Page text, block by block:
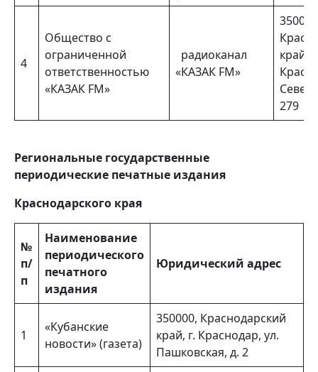
4
Общество с
ограниченной
ответственностью
«КАЗАК FM»
радиоканал
«КАЗАК FM»
край,
279
Региональные государственные
периодические печатные издания
Краснодарского края
№
п/
п
Наименование
периодического
печатного
издания
Юридический адрес
1
«Кубанские
новости» (газета)
350000, Краснодарский
край, г. Краснодар, ул.
Пашковская, д. 2